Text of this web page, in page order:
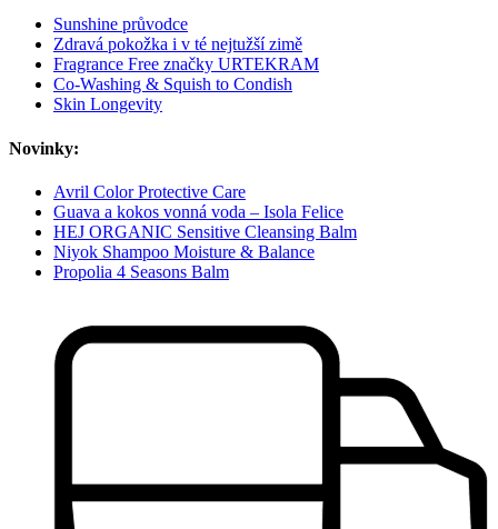
Sunshine průvodce
Zdravá pokožka i v té nejtužší zimě
Fragrance Free značky URTEKRAM
Co-Washing & Squish to Condish
Skin Longevity
Novinky:
Avril Color Protective Care
Guava a kokos vonná voda – Isola Felice
HEJ ORGANIC Sensitive Cleansing Balm
Niyok Shampoo Moisture & Balance
Propolia 4 Seasons Balm